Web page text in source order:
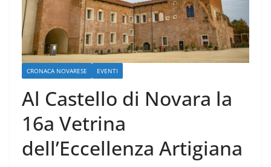
CRONACA NOVARESE EVENTI
Al Castello di Novara la
16a Vetrina
dell’Eccellenza Artigiana